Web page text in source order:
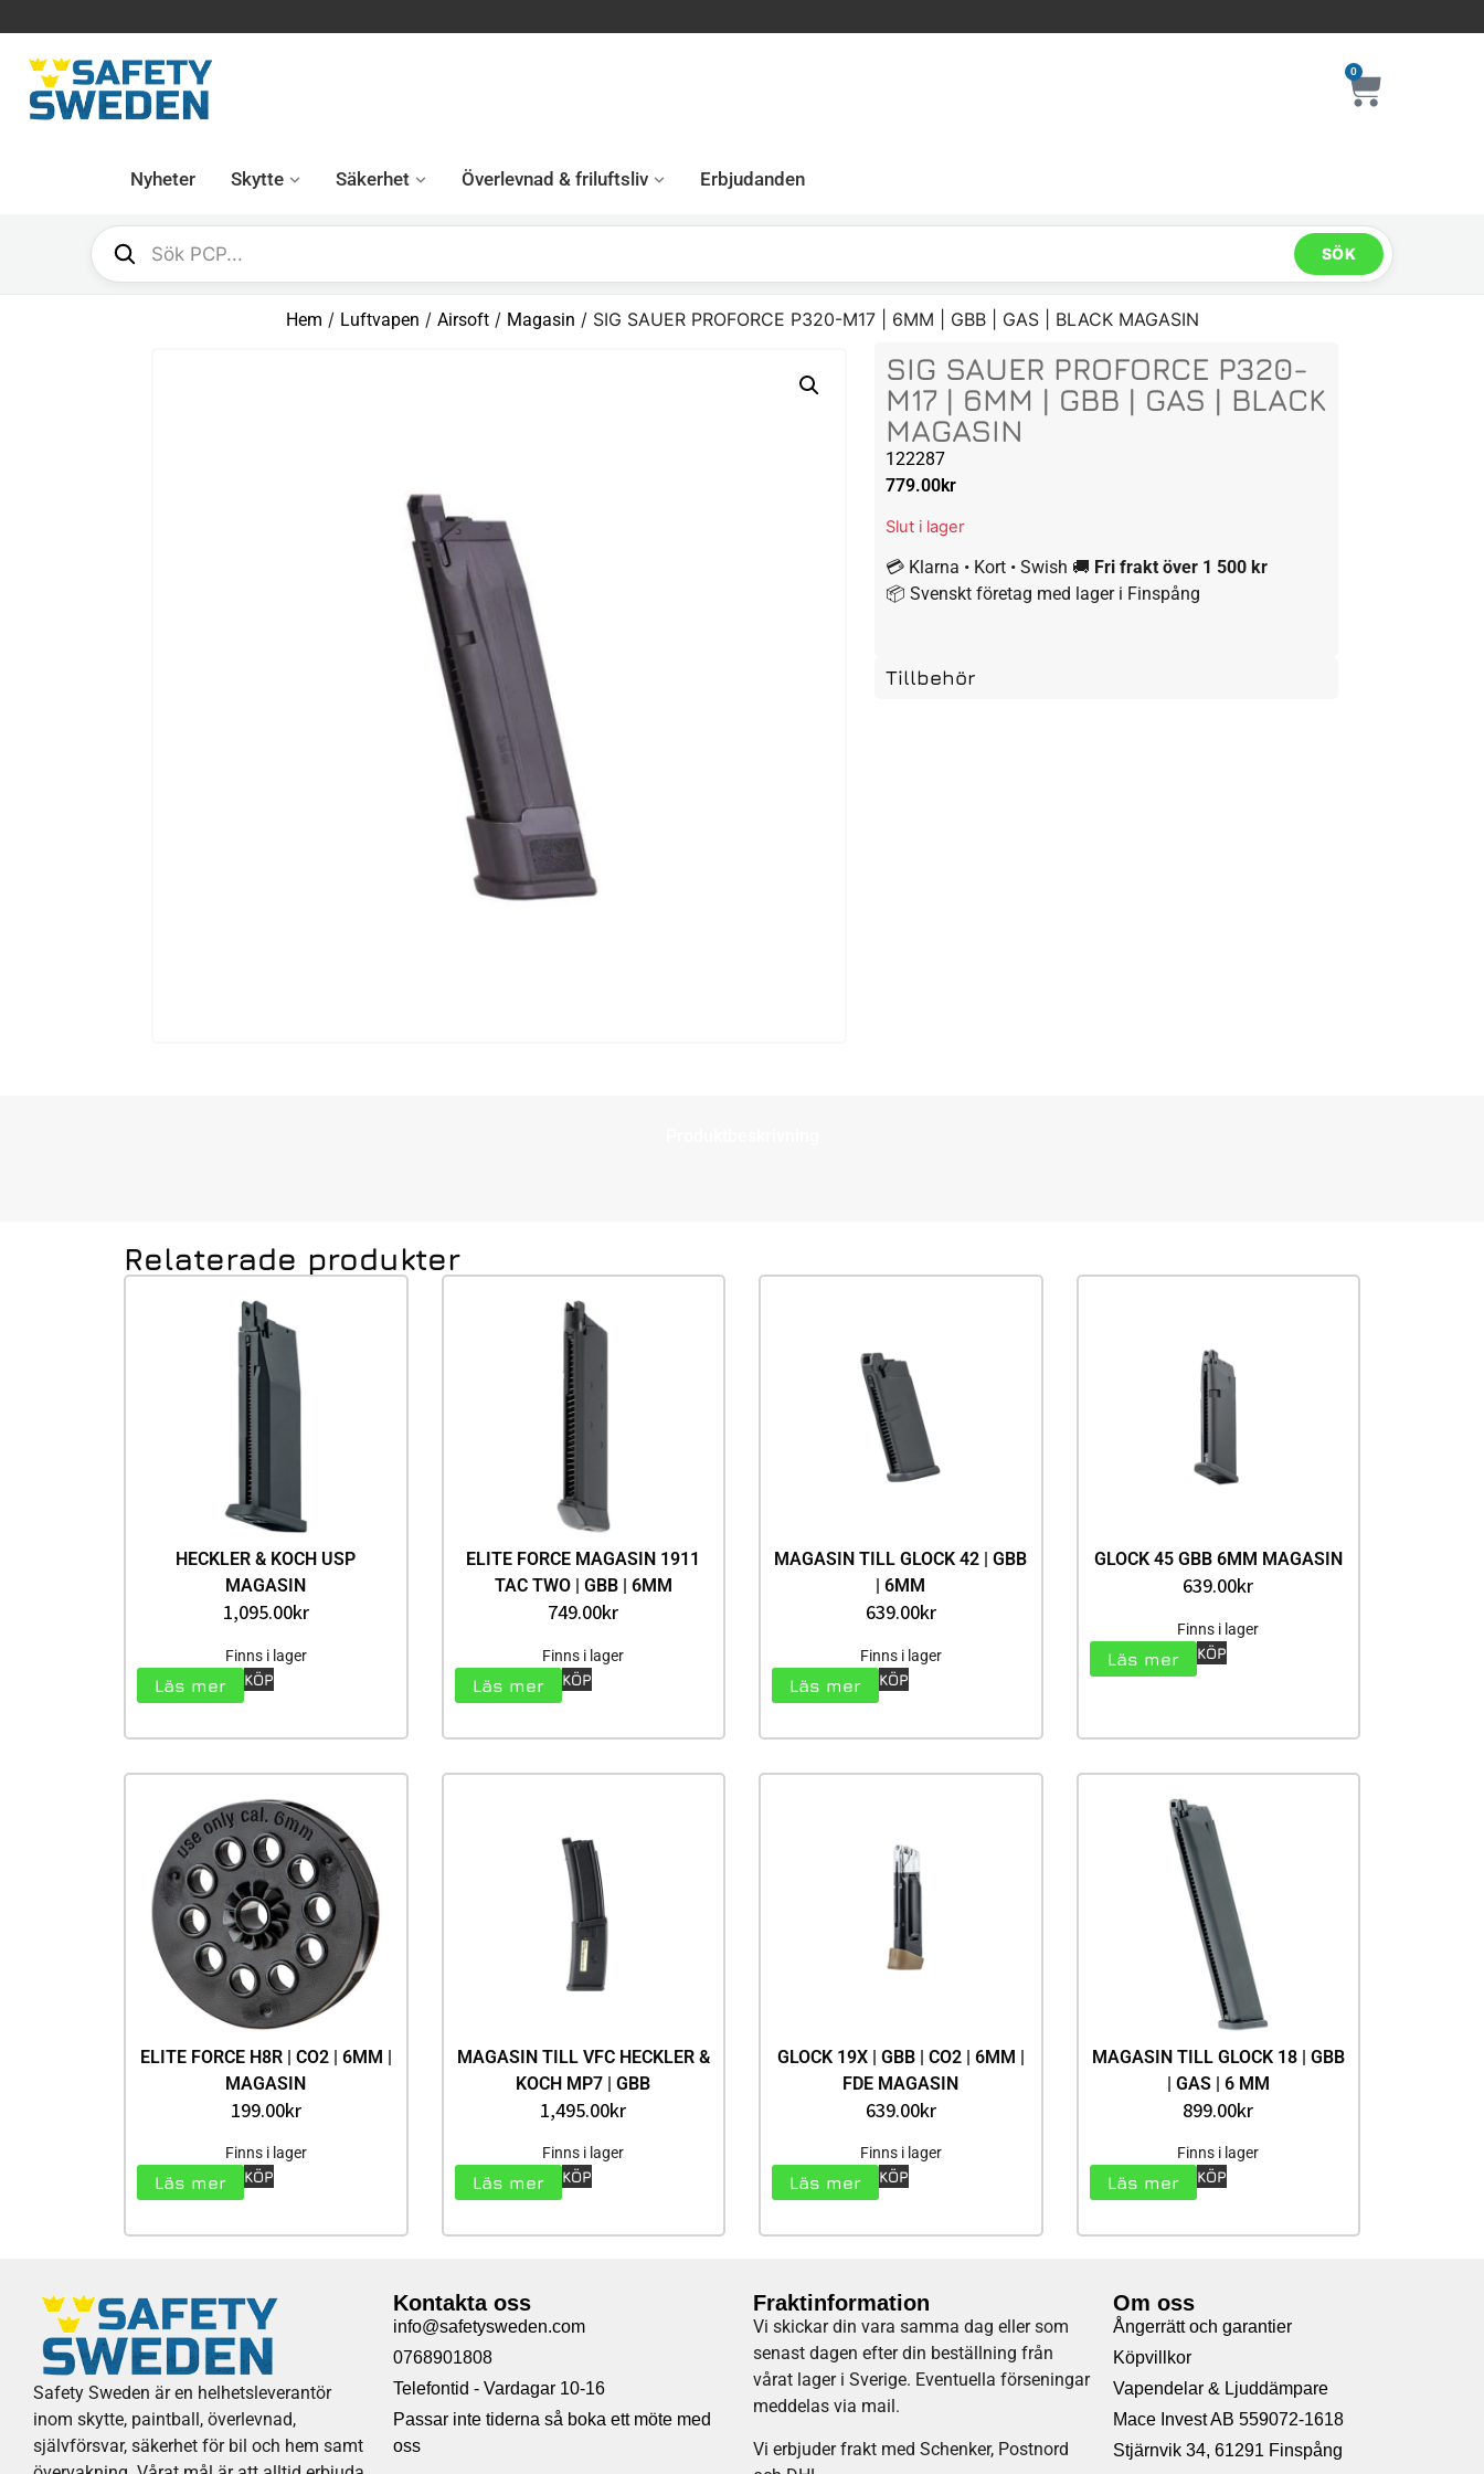
0
Nyheter Skytte Säkerhet Överlevnad & friluftsliv Erbjudanden
SÖK
Hem / Luftvapen / Airsoft/ Magasin / SIG SAUER PROFORCE P320-M17 | 6MM | GBB | GAS | BLACK MAGASIN
SIG SAUER PROFORCE P320-
M17 | 6MM | GBB | GAS | BLACK
MAGASIN
122287
779.00kr
Slut i lager
💳 Klarna • Kort • Swish 🚚 Fri frakt över 1 500 kr
📦 Svenskt företag med lager i Finspång
Tillbehör
Relaterade produkter
HECKLER & KOCH USP
MAGASIN
1,095.00kr
Finns i lager
Läs mer KÖP
ELITE FORCE MAGASIN 1911
TAC TWO | GBB | 6MM
749.00kr
Finns i lager
Läs mer KÖP
MAGASIN TILL GLOCK 42 | GBB
| 6MM
639.00kr
Finns i lager
Läs mer KÖP
GLOCK 45 GBB 6MM MAGASIN
639.00kr
Finns i lager
Läs mer KÖP
ELITE FORCE H8R | CO2 | 6MM |
MAGASIN
199.00kr
Finns i lager
Läs mer KÖP
MAGASIN TILL VFC HECKLER &
KOCH MP7 | GBB
1,495.00kr
Finns i lager
Läs mer KÖP
GLOCK 19X | GBB | CO2 | 6MM |
FDE MAGASIN
639.00kr
Finns i lager
Läs mer KÖP
MAGASIN TILL GLOCK 18 | GBB
| GAS | 6 MM
899.00kr
Finns i lager
Läs mer KÖP
Safety Sweden är en helhetsleverantör
inom skytte, paintball, överlevnad,
självförsvar, säkerhet för bil och hem samt
Kontakta oss
info@safetysweden.com
0768901808
Telefontid - Vardagar 10-16
Passar inte tiderna så boka ett möte med
oss
Fraktinformation
Vi skickar din vara samma dag eller som
senast dagen efter din beställning från
vårat lager i Sverige. Eventuella förseningar
meddelas via mail .
Vi erbjuder frakt med Schenker, Postnord
Om oss
Ångerrätt och garantier
Köpvillkor
Vapendelar & Ljuddämpare
Mace Invest AB 559072-1618
Stjärnvik 34, 61291 Finspång
SOMMAR REA!!